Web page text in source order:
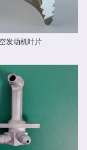
发动机叶片